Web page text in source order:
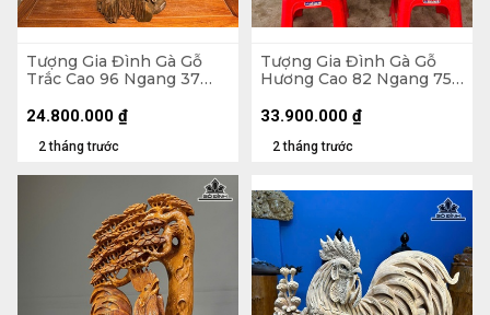
Tượng Gia Đình Gà Gỗ
Trắc Cao 96 Ngang 37
2 tháng trước
24.800.000 ₫
Tượng Gia Đình Gà Gỗ
Hương Cao 82 Ngang 75
2 tháng trước
33.900.000 ₫